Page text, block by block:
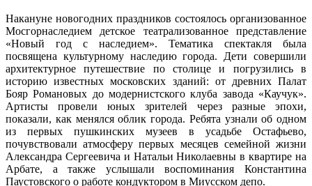
Накануне новогодних праздников состоялось организованное
Мосгорнаследием детское театрализованное представление
«Новый год с наследием».
Тематика спектакля была
посвящена культурному наследию города. Дети совершили
архитектурное путешествие по столице и погрузились в
историю известных московских зданий: от древних Палат
Бояр Романовых до модернистского клуба завода «Каучук».
Артисты провели юных зрителей через разные эпохи,
показали, как менялся облик города. Ребята узнали об одном
из первых пушкинских музеев в усадьбе Остафьево,
почувствовали атмосферу первых месяцев семейной жизни
Александра Сергеевича и Натальи Николаевны в квартире на
Арбате, а также услышали воспоминания Константина
Паустовского о работе кондуктором в Миусском депо.